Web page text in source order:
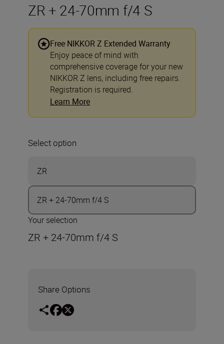
ZR + 24-70mm f/4 S
Free NIKKOR Z Extended Warranty
Enjoy peace of mind with
comprehensive coverage for your new
NIKKOR Z lens, including free repairs.
Registration is required.
Learn More
Select option
ZR
ZR + 24-70mm f/4 S
Your selection
ZR + 24-70mm f/4 S
Share Options